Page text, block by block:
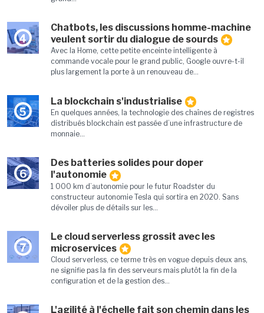
4
Chatbots, les discussions homme-machine
veulent sortir du dialogue de sourds
Avec la Home, cette petite enceinte intelligente à
commande vocale pour le grand public, Google ouvre-t-il
plus largement la porte à un renouveau de...
5
La blockchain s'industrialise
En quelques années, la technologie des chaînes de registres
distribués blockchain est passée d’une infrastructure de
monnaie...
6
Des batteries solides pour doper
l'autonomie
1 000 km d’autonomie pour le futur Roadster du
constructeur autonomie Tesla qui sortira en 2020. Sans
dévoiler plus de détails sur les...
7
Le cloud serverless grossit avec les
microservices
Cloud serverless, ce terme très en vogue depuis deux ans,
ne signifie pas la fin des serveurs mais plutôt la fin de la
configuration et de la gestion des...
L'agilité à l'échelle fait son chemin dans les